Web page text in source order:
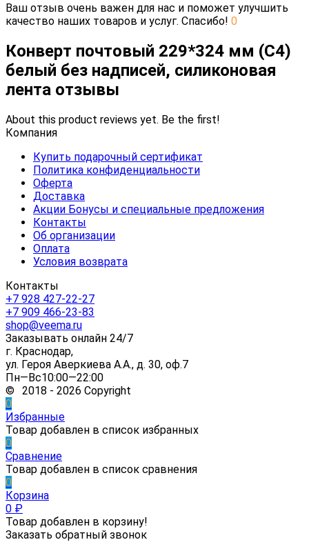
Ваш отзыв очень важен для нас и поможет улучшить
качество наших товаров и услуг. Спасибо! 0
Конверт почтовый 229*324 мм (С4)
белый без надписей, силиконовая
лента отзывы
About this product reviews yet. Be the first!
Компания
Купить подарочный сертификат
Политика конфиденциальности
Оферта
Доставка
Акции Бонусы и специальные предложения
Контакты
Об организации
Оплата
Условия возврата
Контакты
+7 928 427-22-27
+7 909 466-23-83
shop@veema.ru
Заказывать онлайн 24/7
г. Краснодар,
ул. Героя Аверкиева А.А., д. 30, оф.7
Пн—Вс10:00—22:00
© 2018 - 2026 Copyright
0
Избранные
Товар добавлен в список избранных
0
Сравнение
Товар добавлен в список сравнения
0
Корзина
0 ₽
Товар добавлен в корзину!
Заказать обратный звонок